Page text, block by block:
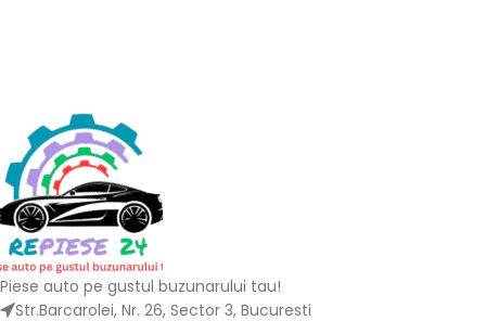
Piese auto pe gustul buzunarului tau!
Str.Barcarolei, Nr. 26, Sector 3, Bucuresti